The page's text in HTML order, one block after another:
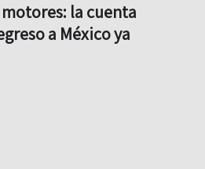
la cuenta
a México ya